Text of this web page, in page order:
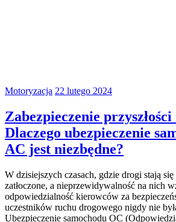
Motoryzacja 22 lutego 2024
Zabezpieczenie
Dlaczego ubezpieczenie
AC jest niezbędne?
W dzisiejszych czasach, gdzie drogi stają
zatłoczone, a nieprzewidywalność na nich
odpowiedzialność kierowców za
uczestników ruchu drogowego nigdy nie
Ubezpieczenie samochodu OC